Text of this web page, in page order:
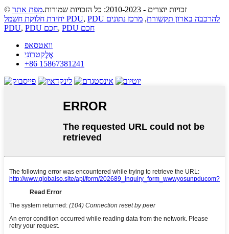
© זכויות יוצרים - 2010-2023: כל הזכויות שמורות.
מפת אתר
יחידת חלוקת חשמל PDU, PDU להרכבה בארון תקשורת, מרכז נתונים
PDU, PDU חכם,
PDU חכם
וואטסאפ
אֶלֶקטרוֹנִי
+86 15867381241